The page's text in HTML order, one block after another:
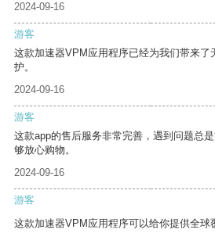
2024-09-16
游客
这款加速器VPM应用程序已经为我们带来了
护。
2024-09-16
游客
这款app的售后服务非常完善，遇到问题总
够放心购物。
2024-09-16
游客
这款加速器VPM应用程序可以给你提供全球